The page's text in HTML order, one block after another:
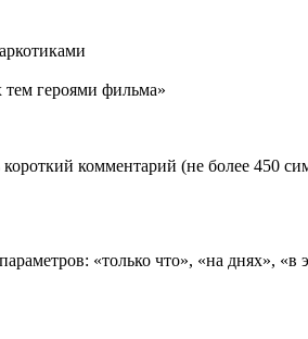
героями фильма»
комментарий (не более 450
«только что», «на днях», «в